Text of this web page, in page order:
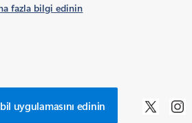
fazla bilgi edinin
uygulamasını edinin